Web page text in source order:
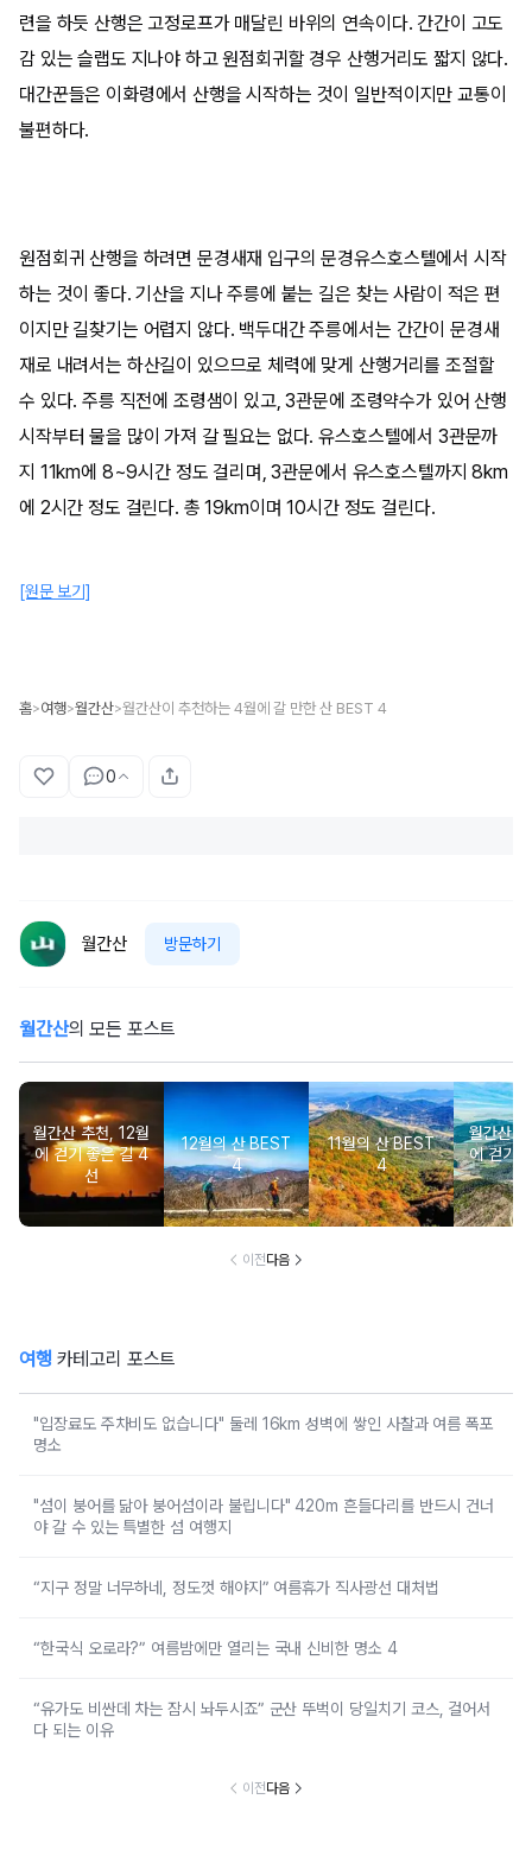
련을 하듯 산행은 고정로프가 매달린 바위의 연속이다. 간간이 고도
감 있는 슬랩도 지나야 하고 원점회귀할 경우 산행거리도 짧지 않다.
대간꾼들은 이화령에서 산행을 시작하는 것이 일반적이지만 교통이
불편하다.
원점회귀 산행을 하려면 문경새재 입구의 문경유스호스텔에서 시작
하는 것이 좋다. 기산을 지나 주릉에 붙는 길은 찾는 사람이 적은 편
이지만 길찾기는 어렵지 않다. 백두대간 주릉에서는 간간이 문경새
재로 내려서는 하산길이 있으므로 체력에 맞게 산행거리를 조절할
수 있다. 주릉 직전에 조령샘이 있고, 3관문에 조령약수가 있어 산행
시작부터 물을 많이 가져 갈 필요는 없다. 유스호스텔에서 3관문까
지 11km에 8~9시간 정도 걸리며, 3관문에서 유스호스텔까지 8km
에 2시간 정도 걸린다. 총 19km이며 10시간 정도 걸린다.
[원문 보기]
홈>여행>월간산>월간산이 추천하는 4월에 갈 만한 산 BEST 4
0
월간산 방문하기
월간산의 모든 포스트
월간산 추천, 12월
에 걷기 좋은 길 4
선
12월의 산 BEST
4
11월의 산 BEST
4
월간산
에 걷기
이전다음
여행 카테고리 포스트
"입장료도 주차비도 없습니다" 둘레 16km 성벽에 쌓인 사찰과 여름 폭포
명소
"섬이 붕어를 닮아 붕어섬이라 불립니다" 420m 흔들다리를 반드시 건너
야 갈 수 있는 특별한 섬 여행지
“지구 정말 너무하네, 정도껏 해야지” 여름휴가 직사광선 대처법
“한국식 오로라?” 여름밤에만 열리는 국내 신비한 명소 4
“유가도 비싼데 차는 잠시 놔두시죠” 군산 뚜벅이 당일치기 코스, 걸어서
다 되는 이유
이전다음